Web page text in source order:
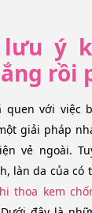
lưu ý
rồi
quen với việc
giải pháp
vẻ ngoài.
làn da của
thoa kem